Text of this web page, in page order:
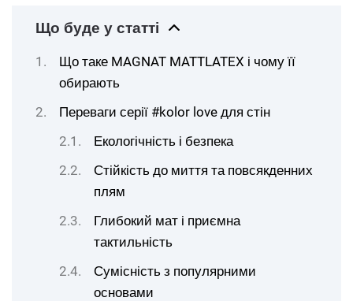
Що буде у статті
Що таке MAGNAT MATTLATEX і чому її
обирають
Переваги серії #kolor love для стін
Екологічність і безпека
Стійкість до миття та повсякденних
плям
Глибокий мат і приємна
тактильність
Сумісність з популярними
основами